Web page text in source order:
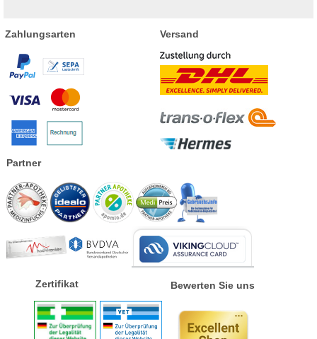
Zahlungsarten Versand
Partner
Zertifikat Bewerten Sie uns